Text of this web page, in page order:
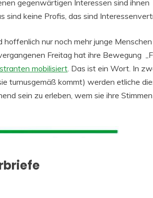
gegenwärtigen Interessen sind ihnen
sind keine Profis, das sind
nur noch mehr junge Menschen
Freitag hat ihre Bewegung
mobilisiert. Das ist ein Wort. In
turnusgemäß kommt) werden etliche
sein zu erleben, wem sie ihre